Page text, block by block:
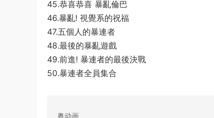
45.恭喜恭喜 暴亂倫巴
46.暴亂! 視覺系的祝福
47.五個人的暴連者
48.最後的暴亂遊戲
49.前進! 暴連者的最後決戰
50.暴連者全員集合
粤动画